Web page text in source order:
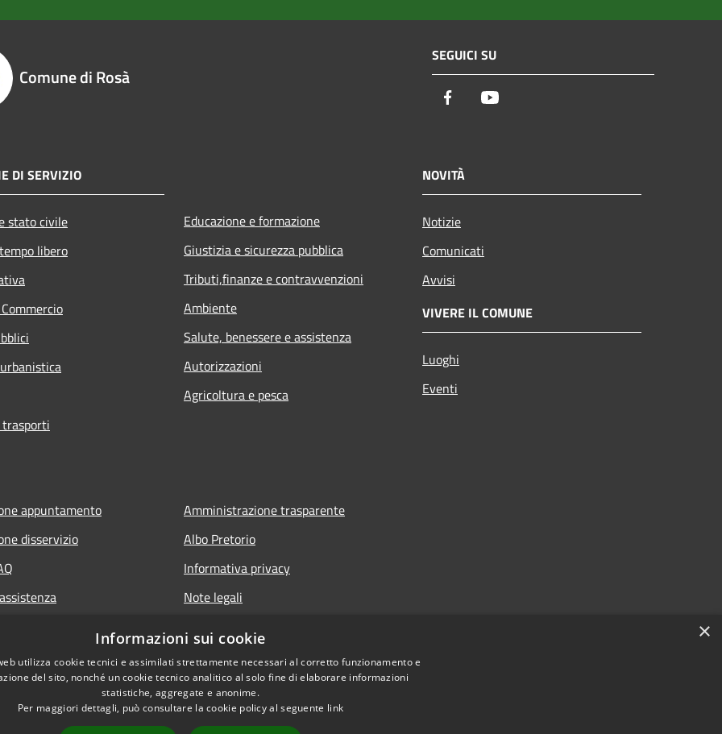
Comune di Rosà
SEGUICI SU
Facebook
DI SERVIZIO
stato civile
libero
Educazione e formazione
Giustizia e sicurezza pubblica
Tributi,finanze e contravvenzioni
Ambiente
Salute, benessere e assistenza
Autorizzazioni
Agricoltura e pesca
NOVITÀ
Notizie
Comunicati
Avvisi
VIVERE IL COMUNE
Luoghi
Eventi
appuntamento
disservizio
Amministrazione trasparente
Albo Pretorio
Informativa privacy
Note legali
×
Informazioni sui cookie
utilizza cookie tecnici e assimilati strettamente necessari al corretto funzionamento e
del sito, nonché un cookie tecnico analitico al solo fine di elaborare informazioni
statistiche, aggregate e anonime.
Per maggiori dettagli, può consultare la cookie policy al seguente link